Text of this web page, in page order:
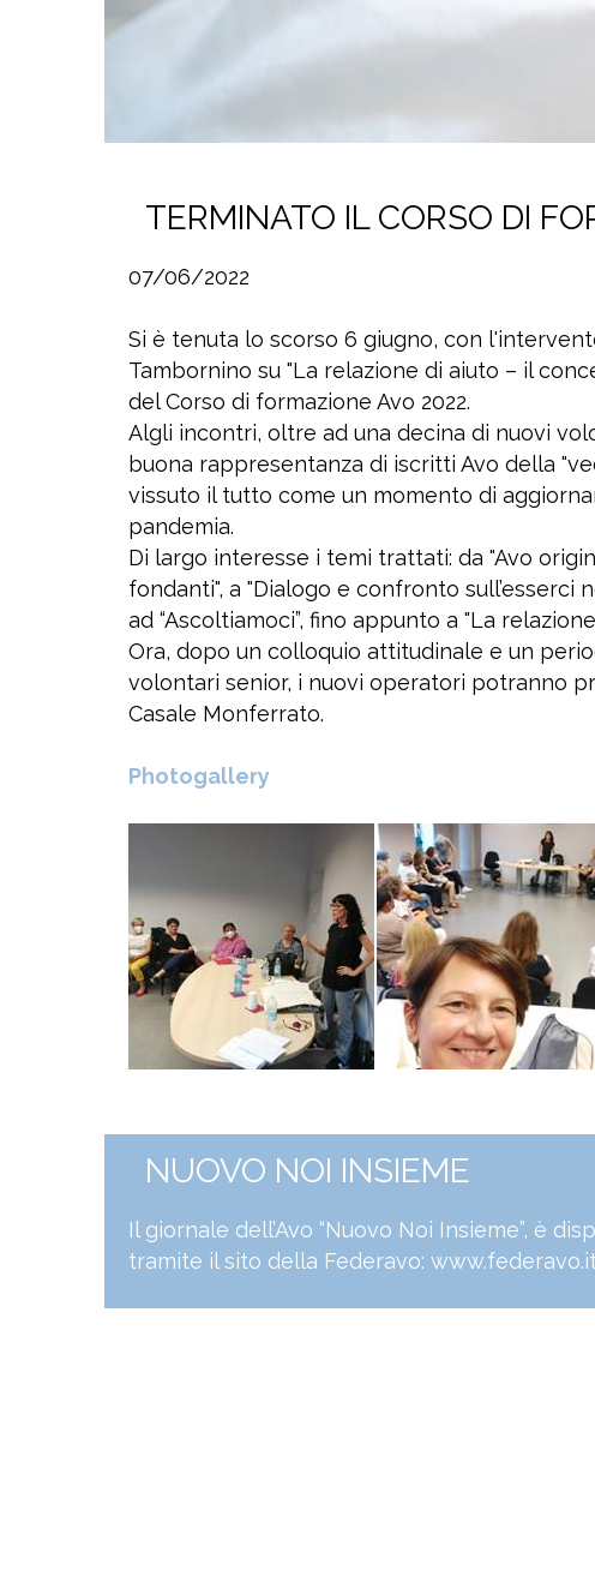
TERMINATO IL CORSO DI
07/06/2022
Si è tenuta lo scorso 6 giugno, con
Tambornino su "La relazione di aiuto – il
del Corso di formazione Avo 2022.
Algli incontri, oltre ad una decina di nuovi
buona rappresentanza di iscritti Avo della
vissuto il tutto come un momento di
pandemia.
Di largo interesse i temi trattati: da "Avo
fondanti", a "Dialogo e confronto sull’esserci
ad “Ascoltiamoci”, fino appunto a "La
Ora, dopo un colloquio attitudinale e un
volontari senior, i nuovi operatori potranno
Casale Monferrato.
Photogallery
NUOVO NOI INSIEME
Il giornale dell’Avo “Nuovo Noi Insieme”, è
tramite il sito della Federavo: www.federavo.it